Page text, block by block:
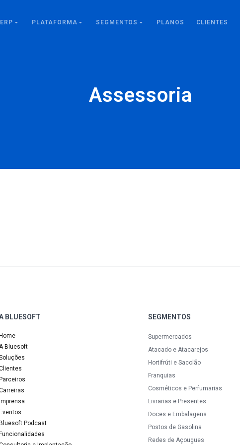
PLATAFORMA SEGMENTOS PLANOS CLIENTES
Assessoria
BLUESOFT
Home
Bluesoft
Parceiros
Imprensa
Eventos
Bluesoft Podcast
Funcionalidades
SEGMENTOS
Supermercados
Atacado e Atacarejos
Hortifrúti e Sacolão
Franquias
Cosméticos e Perfumarias
Livrarias e Presentes
Doces e Embalagens
Postos de Gasolina
Redes de Açougues